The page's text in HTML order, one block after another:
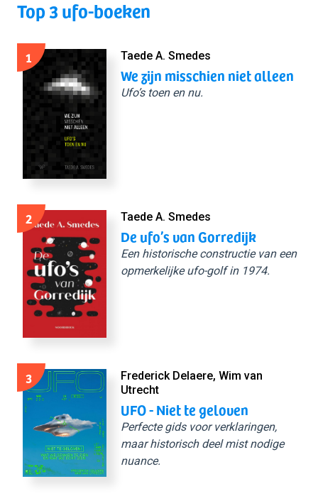
Top 3 ufo-boeken
1 Taede A. Smedes
We zijn misschien niet alleen
Ufo’s toen en nu.
2 Taede A. Smedes
De ufo’s van Gorredijk
Een historische constructie van een
opmerkelijke ufo-golf in 1974.
3
Frederick Delaere, Wim van
Utrecht
UFO - Niet te geloven
Perfecte gids voor verklaringen,
maar historisch deel mist nodige
nuance.